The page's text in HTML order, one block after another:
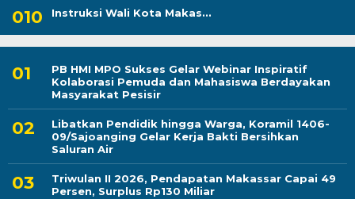
Instruksi Wali Kota Makas...
PB HMI MPO Sukses Gelar Webinar Inspiratif
Kolaborasi Pemuda dan Mahasiswa Berdayakan
Masyarakat Pesisir
Libatkan Pendidik hingga Warga, Koramil 1406-
09/Sajoanging Gelar Kerja Bakti Bersihkan
Saluran Air
Triwulan II 2026, Pendapatan Makassar Capai 49
Persen, Surplus Rp130 Miliar